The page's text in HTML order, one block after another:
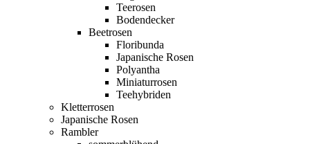
Teerosen
Bodendecker
Beetrosen
Floribunda
Japanische Rosen
Polyantha
Miniaturrosen
Teehybriden
Kletterrosen
Japanische Rosen
Rambler